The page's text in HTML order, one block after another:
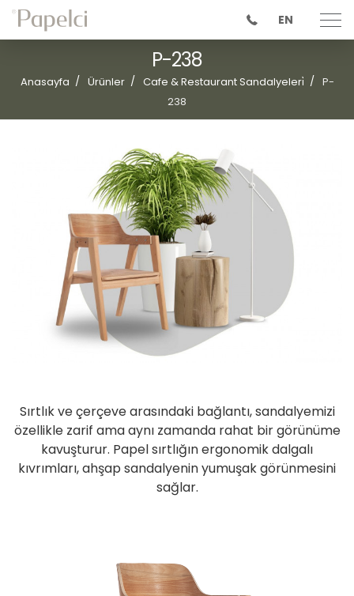
EN
P-238
Anasayfa Ürünler Cafe & Restaurant Sandalyeleri̇
P-
238
Sırtlık ve çerçeve arasındaki bağlantı, sandalyemizi
özellikle zarif ama aynı zamanda rahat bir görünüme
kavuşturur. Papel sırtlığın ergonomik dalgalı
kıvrımları, ahşap sandalyenin yumuşak görünmesini
sağlar.